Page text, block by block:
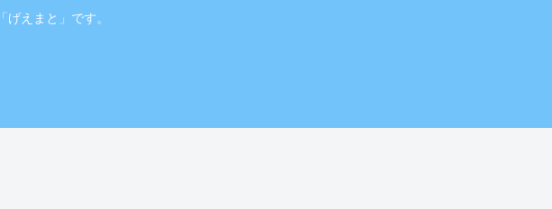
えまと」です。